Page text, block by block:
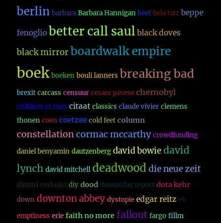
berlin barbara Barbara Hannigan beef bela tarr beppe
fenoglio better call saul black doves
black mirror boardwalk empire
boek boeken bouli lanners breaking bad
brexit carcass censuur cesare pavese chernobyl
children of men citaat classics claude vivier clemens
thonen coen coetzee cold feet column
constellationcormac mccarthy crowdfunding
daniel benyamin dautzenberg david bowie david
lynch david mitchell deadwood die neue zeit
dimitri verhulst diy dood doomsday report dota kehr
down downton abbey dystopie edgar reitz ek
emptiness erie faith no more fallout fargo fillm